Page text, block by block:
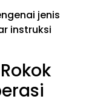
jenis
instruksi